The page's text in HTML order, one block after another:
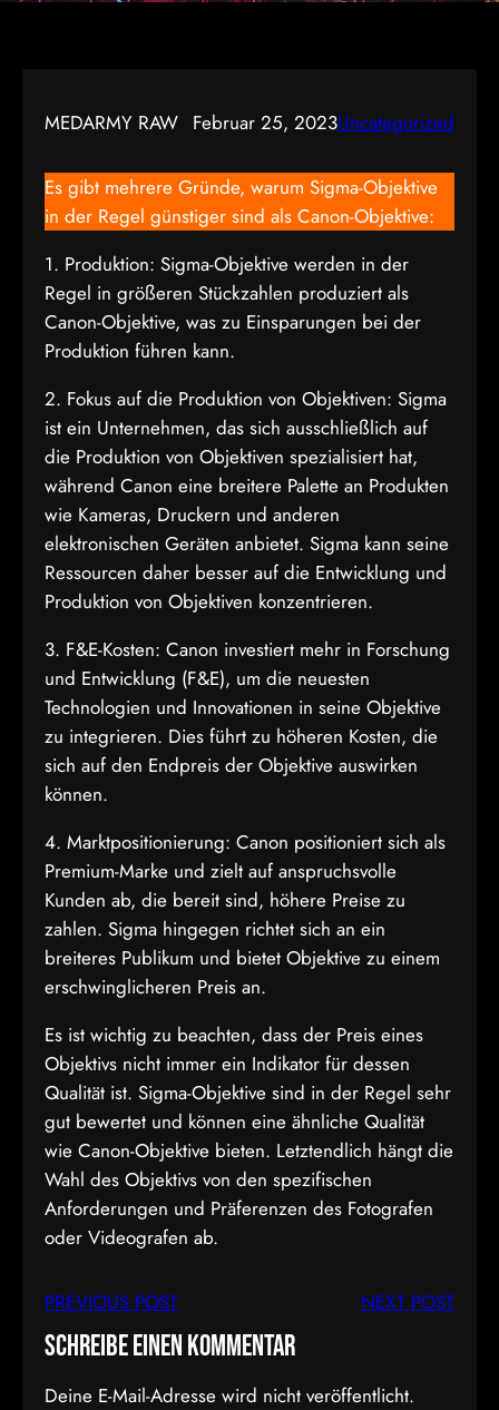
MEDARMY RAW Februar 25, 2023Uncategorized
Es gibt mehrere Gründe, warum Sigma-Objektive
in der Regel günstiger sind als Canon-Objektive:
1. Produktion: Sigma-Objektive werden in der
Regel in größeren Stückzahlen produziert als
Canon-Objektive, was zu Einsparungen bei der
Produktion führen kann.
2. Fokus auf die Produktion von Objektiven: Sigma
ist ein Unternehmen, das sich ausschließlich auf
die Produktion von Objektiven spezialisiert hat,
während Canon eine breitere Palette an Produkten
wie Kameras, Druckern und anderen
elektronischen Geräten anbietet. Sigma kann seine
Ressourcen daher besser auf die Entwicklung und
Produktion von Objektiven konzentrieren.
3. F&E-Kosten: Canon investiert mehr in Forschung
und Entwicklung (F&E), um die neuesten
Technologien und Innovationen in seine Objektive
zu integrieren. Dies führt zu höheren Kosten, die
sich auf den Endpreis der Objektive auswirken
können.
4. Marktpositionierung: Canon positioniert sich als
Premium-Marke und zielt auf anspruchsvolle
Kunden ab, die bereit sind, höhere Preise zu
zahlen. Sigma hingegen richtet sich an ein
breiteres Publikum und bietet Objektive zu einem
erschwinglicheren Preis an.
Es ist wichtig zu beachten, dass der Preis eines
Objektivs nicht immer ein Indikator für dessen
Qualität ist. Sigma-Objektive sind in der Regel sehr
gut bewertet und können eine ähnliche Qualität
wie Canon-Objektive bieten. Letztendlich hängt die
Wahl des Objektivs von den spezifischen
Anforderungen und Präferenzen des Fotografen
oder Videografen ab.
PREVIOUS POST NEXT POST
Schreibe einen Kommentar
Deine E-Mail-Adresse wird nicht veröffentlicht.